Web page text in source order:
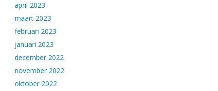
april 2023
maart 2023
februari 2023
januari 2023
december 2022
november 2022
oktober 2022